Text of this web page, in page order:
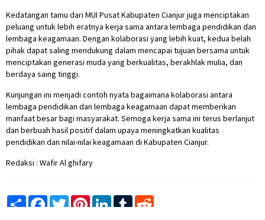
Kedatangan tamu dari MUI Pusat Kabupaten Cianjur juga menciptakan
peluang untuk lebih eratnya kerja sama antara lembaga pendidikan dan
lembaga keagamaan. Dengan kolaborasi yang lebih kuat, kedua belah
pihak dapat saling mendukung dalam mencapai tujuan bersama untuk
menciptakan generasi muda yang berkualitas, berakhlak mulia, dan
berdaya saing tinggi.
Kunjungan ini menjadi contoh nyata bagaimana kolaborasi antara
lembaga pendidikan dan lembaga keagamaan dapat memberikan
manfaat besar bagi masyarakat. Semoga kerja sama ini terus berlanjut
dan berbuah hasil positif dalam upaya meningkatkan kualitas
pendidikan dan nilai-nilai keagamaan di Kabupaten Cianjur.
Redaksi : Wafir Al ghifary
Share FacebookTwitterPinterestLinkedInTumblr